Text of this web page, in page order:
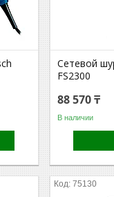
Сетевой
FS2300
88 570 ₸
В наличии
75130